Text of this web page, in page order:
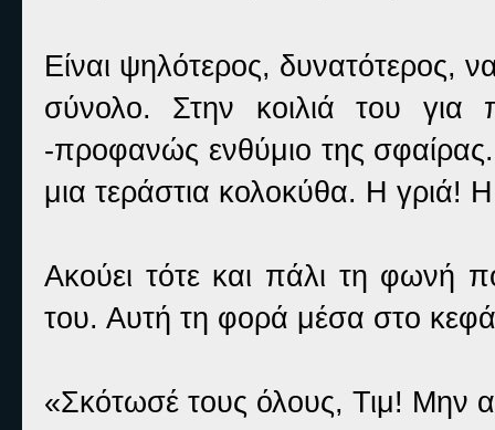
Είναι ψηλότερος, δυνατότερος,
σύνολο. Στην κοιλιά του για
-προφανώς ενθύμιο της
μια τεράστια κολοκύθα. Η γριά!
Ακούει τότε και πάλι τη φωνή
του. Αυτή τη φορά μέσα στο
«Σκότωσέ τους όλους, Τιμ! Μην